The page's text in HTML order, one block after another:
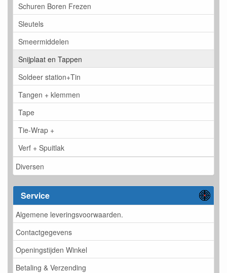
Schuren Boren Frezen
Sleutels
Smeermiddelen
Snijplaat en Tappen
Soldeer station+Tin
Tangen + klemmen
Tape
Tie-Wrap +
Verf + Spuitlak
Diversen
Service
Algemene leveringsvoorwaarden.
Contactgegevens
Openingstijden Winkel
Betaling & Verzending